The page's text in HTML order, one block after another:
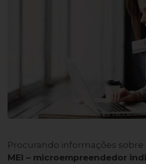
Procurando informações sobre
MEI – microempreendedor